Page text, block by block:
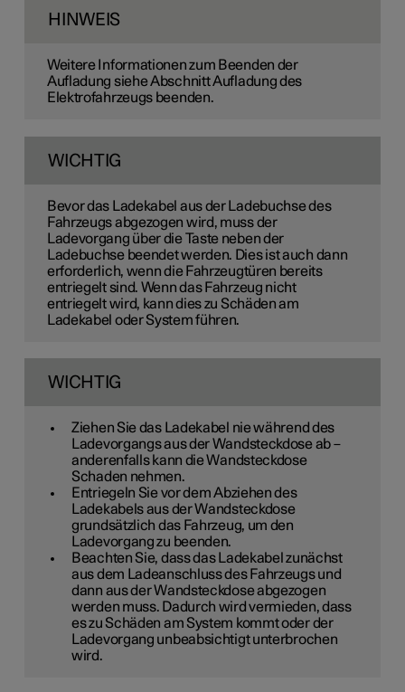
HINWEIS
Weitere Informationen zum Beenden der
Aufladung siehe Abschnitt Aufladung des
Elektrofahrzeugs beenden.
WICHTIG
Bevor das Ladekabel aus der Ladebuchse des
Fahrzeugs abgezogen wird, muss der
Ladevorgang über die Taste neben der
Ladebuchse beendet werden. Dies ist auch dann
erforderlich, wenn die Fahrzeugtüren bereits
entriegelt sind. Wenn das Fahrzeug nicht
entriegelt wird, kann dies zu Schäden am
Ladekabel oder System führen.
WICHTIG
Ziehen Sie das Ladekabel nie während des
Ladevorgangs aus der Wandsteckdose ab –
anderenfalls kann die Wandsteckdose
Schaden nehmen.
Entriegeln Sie vor dem Abziehen des
Ladekabels aus der Wandsteckdose
grundsätzlich das Fahrzeug, um den
Ladevorgang zu beenden.
Beachten Sie, dass das Ladekabel zunächst
aus dem Ladeanschluss des Fahrzeugs und
dann aus der Wandsteckdose abgezogen
werden muss. Dadurch wird vermieden, dass
es zu Schäden am System kommt oder der
Ladevorgang unbeabsichtigt unterbrochen
wird.